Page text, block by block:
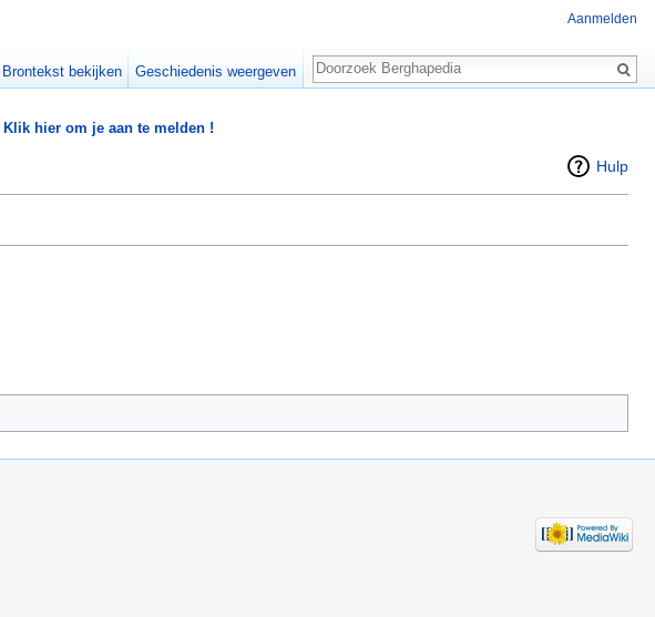
Klik hier om je aan te melden !
Hulp
Aanmelden
Brontekst bekijken Geschiedenis weergeven
Zoeken